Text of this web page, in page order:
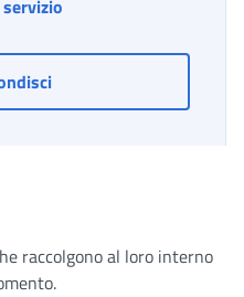
Richiedere la rettifica
raccolgono al loro interno